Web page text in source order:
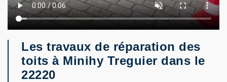
Les travaux de réparation des
toits à Minihy Treguier dans le
22220